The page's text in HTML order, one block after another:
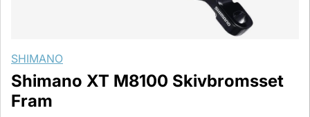
SHIMANO
Shimano XT M8100 Skivbromsset
Fram